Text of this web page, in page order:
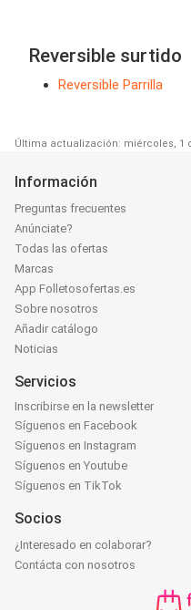
Reversible surtido
Reversible Parrilla
Última actualización: miércoles, 1
Información
Preguntas frecuentes
Anúnciate?
Todas las ofertas
Marcas
App Folletosofertas.es
Sobre nosotros
Añadir catálogo
Noticias
Servicios
Inscribirse en la newsletter
Síguenos en Facebook
Síguenos en Instagram
Síguenos en Youtube
Síguenos en TikTok
Socios
¿Interesado en colaborar?
Contácta con nosotros